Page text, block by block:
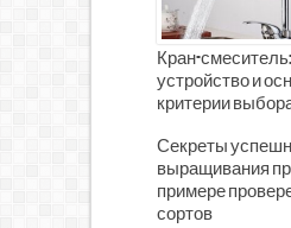
Кран-
устройство и
критерии
Секреты
выращивания
примере
сортов